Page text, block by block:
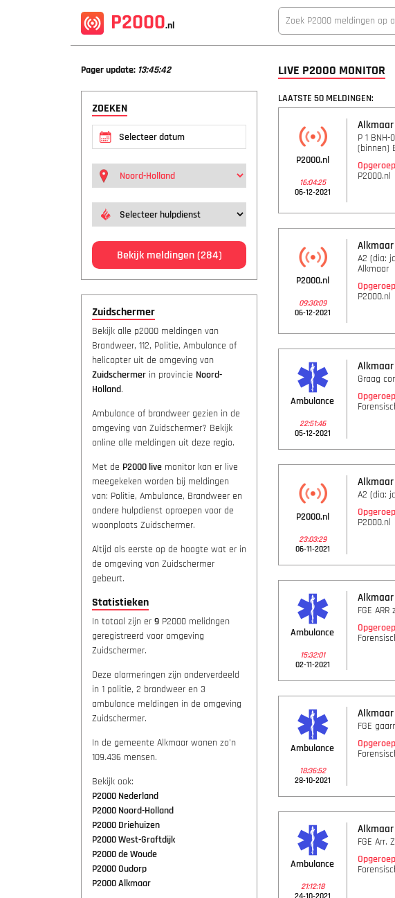
P2000.nl
Pager update: 13:45:43
ZOEKEN
Bekijk meldingen(284)
Zuidschermer
Bekijk alle p2000 meldingen van
Brandweer, 112, Politie, Ambulance of
helicopter uit de omgeving van
Zuidschermer in provincie Noord-
Holland.
Ambulance of brandweer gezien in de
omgeving van Zuidschermer? Bekijk
online alle meldingen uit deze regio.
Met de P2000 live monitor kan er live
meegekeken worden bij meldingen
van: Politie, Ambulance, Brandweer en
andere hulpdienst oproepen voor de
woonplaats Zuidschermer.
Altijd als eerste op de hoogte wat er in
de omgeving van Zuidschermer
gebeurt.
Statistieken
In totaal zijn er 9 P2000 melidngen
geregistreerd voor omgeving
Zuidschermer.
Deze alarmeringen zijn onderverdeeld
in 1 politie, 2 brandweer en 3
ambulance meldingen in de omgeving
Zuidschermer.
In de gemeente Alkmaar wonen zo'n
109.436 mensen.
Bekijk ook:
P2000 Nederland
P2000 Noord-Holland
P2000 Driehuizen
P2000 West-Graftdijk
P2000 de Woude
P2000 Oudorp
P2000 Alkmaar
LIVE P2000 MONITOR
LAATSTE 50 MELDINGEN:
P2000.nl
16:04:25
06-12-2021
Alkmaar
P 1
(binnen)
P2000.nl
P2000.nl
09:30:09
06-12-2021
Alkmaar
A2 (dia:
Alkmaar
P2000.nl
Ambulance
22:51:46
05-12-2021
Alkmaar
Graag
P2000.nl
23:03:29
06-11-2021
Alkmaar
A2 (dia:
P2000.nl
Ambulance
15:32:01
02-11-2021
Alkmaar
FGE
Ambulance
18:36:52
28-10-2021
Alkmaar
FGE
Ambulance
21:12:18
Alkmaar
FGE Arr.